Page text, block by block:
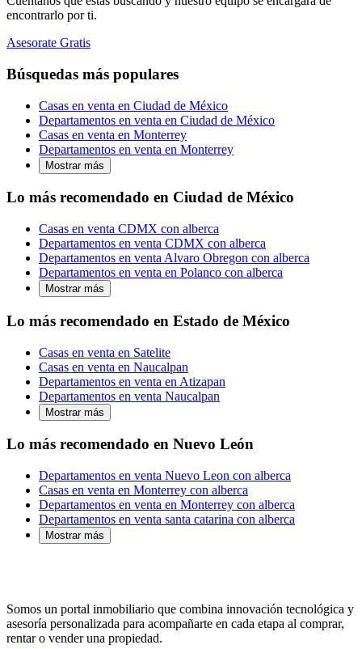
encontrarlo por ti.
Asesorate Gratis
Búsquedas más populares
Casas en venta en Ciudad de México
Departamentos en venta en Ciudad de México
Casas en venta en Monterrey
Departamentos en venta en Monterrey
Mostrar más
Lo más recomendado en Ciudad de México
Casas en venta CDMX con alberca
Departamentos en venta CDMX con alberca
Departamentos en venta Alvaro Obregon con alberca
Departamentos en venta en Polanco con alberca
Mostrar más
Lo más recomendado en Estado de México
Casas en venta en Satelite
Casas en venta en Naucalpan
Departamentos en venta en Atizapan
Departamentos en venta Naucalpan
Mostrar más
Lo más recomendado en Nuevo León
Departamentos en venta Nuevo Leon con alberca
Casas en venta en Monterrey con alberca
Departamentos en venta en Monterrey con alberca
Departamentos en venta santa catarina con alberca
Mostrar más
Somos un portal inmobiliario que combina innovación tecnológica y
asesoría personalizada para acompañarte en cada etapa al comprar,
rentar o vender una propiedad.